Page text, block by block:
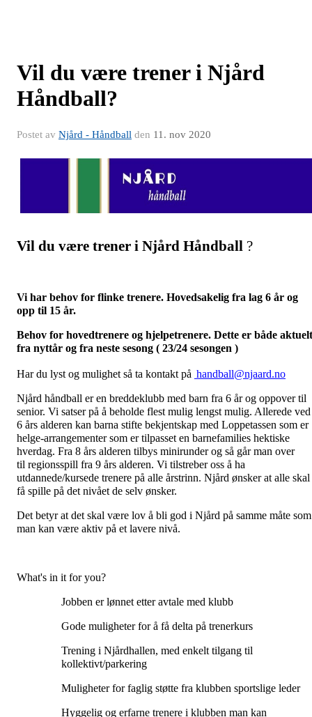
Vil du være trener i Njård
Håndball?
Postet av Njård - Håndball den 11. nov 2020
Vil du være trener i Njård Håndball ?
Vi har behov for flinke trenere. Hovedsakelig fra lag 6 år og
opp til 15 år.
Behov for hovedtrenere og hjelpetrenere. Dette er både aktuelt
fra nyttår og fra neste sesong ( 23/24 sesongen )
Har du lyst og mulighet så ta kontakt på handball@njaard.no
Njård håndball er en breddeklubb med barn fra 6 år og oppover til
senior. Vi satser på å beholde flest mulig lengst mulig. Allerede ved
6 års alderen kan barna stifte bekjentskap med Loppetassen som er
helge-arrangementer som er tilpasset en barnefamilies hektiske
hverdag. Fra 8 års alderen tilbys minirunder og så går man over
til regionsspill fra 9 års alderen. Vi tilstreber oss å ha
utdannede/kursede trenere på alle årstrinn. Njård ønsker at alle skal
få spille på det nivået de selv ønsker.
Det betyr at det skal være lov å bli god i Njård på samme måte som
man kan være aktiv på et lavere nivå.
What's in it foryou?
Jobben er lønnet etter avtale med klubb
Gode muligheter for å få delta på trenerkurs
Trening i Njårdhallen, med enkelt tilgang til
kollektivt/parkering
Muligheter for faglig støtte fra klubben sportslige leder
Hyggelig og erfarne trenere i klubben man kan